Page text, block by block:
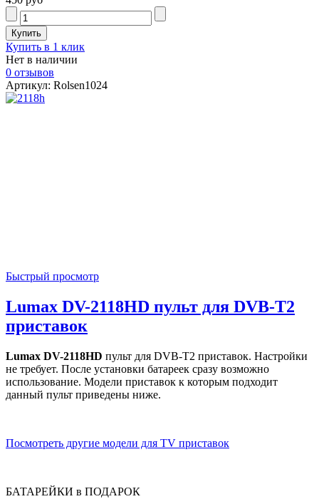
Купить в 1 клик
Нет в наличии
0 отзывов
Артикул: Rolsen1024
Быстрый просмотр
Lumax DV-2118HD пульт для DVB-T2
приставок
Lumax DV-2118HD пульт для DVB-T2 приставок. Настройки
не требует. После установки батареек сразу возможно
использование. Модели приставок к которым подходит
данный пульт приведены ниже.
Посмотреть другие модели для TV приставок
БАТАРЕЙКИ в ПОДАРОК